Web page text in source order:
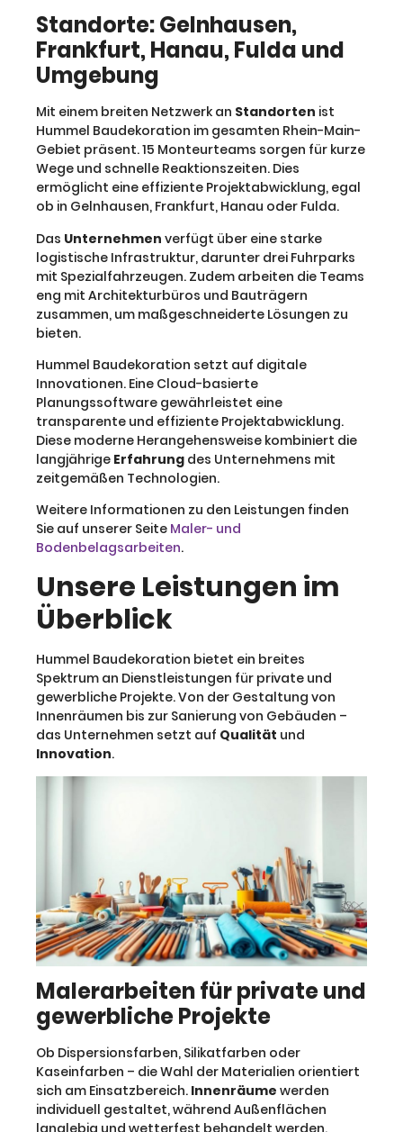
Standorte: Gelnhausen,
Frankfurt, Hanau, Fulda und
Umgebung
Mit einem breiten Netzwerk an Standorten ist
Hummel Baudekoration im gesamten Rhein-Main-
Gebiet präsent. 15 Monteurteams sorgen für kurze
Wege und schnelle Reaktionszeiten. Dies
ermöglicht eine effiziente Projektabwicklung, egal
ob in Gelnhausen, Frankfurt, Hanau oder Fulda.
Das Unternehmen verfügt über eine starke
logistische Infrastruktur, darunter drei Fuhrparks
mit Spezialfahrzeugen. Zudem arbeiten die Teams
eng mit Architekturbüros und Bauträgern
zusammen, um maßgeschneiderte Lösungen zu
bieten.
Hummel Baudekoration setzt auf digitale
Innovationen. Eine Cloud-basierte
Planungssoftware gewährleistet eine
transparente und effiziente Projektabwicklung.
Diese moderne Herangehensweise kombiniert die
langjährige Erfahrung des Unternehmens mit
zeitgemäßen Technologien.
Weitere Informationen zu den Leistungen finden
Sie auf unserer Seite Maler- und
Bodenbelagsarbeiten.
Unsere Leistungen im
Überblick
Hummel Baudekoration bietet ein breites
Spektrum an Dienstleistungen für private und
gewerbliche Projekte. Von der Gestaltung von
Innenräumen bis zur Sanierung von Gebäuden –
das Unternehmen setzt auf Qualität und
Innovation.
Malerarbeiten für private und
gewerbliche Projekte
Ob Dispersionsfarben, Silikatfarben oder
Kaseinfarben – die Wahl der Materialien orientiert
sich am Einsatzbereich. Innenräume werden
individuell gestaltet, während Außenflächen
langlebig und wetterfest behandelt werden.